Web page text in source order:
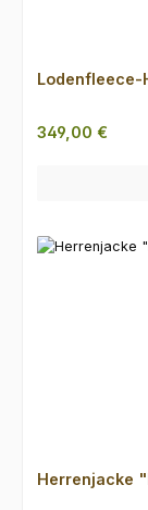
Lodenfleece-
Regulärer Preis:
349,00 €
Herrenjacke